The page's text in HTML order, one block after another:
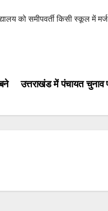
को समीपवर्ती किसी स्कूल में
उत्तराखंड में पंचायत चुनाव